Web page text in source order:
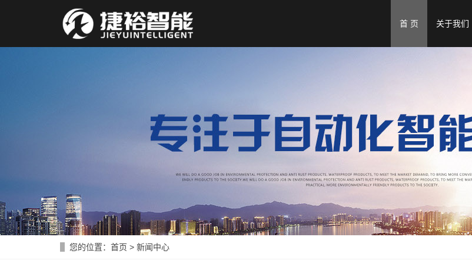
首 页 关于我们
您的位置： 首页 > 新闻中心